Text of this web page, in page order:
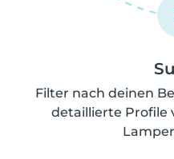
Filter nach deinen
detaillierte Profile